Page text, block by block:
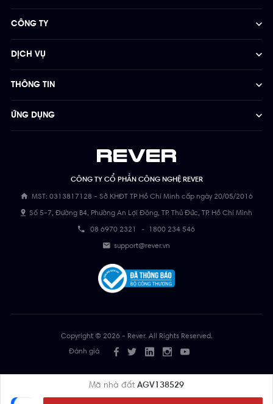
Mã nhà đất AGV138529
CÔNG TY CỔ PHẦN CÔNG NGHỆ REVER
MST: 0313817128 - Sở KHĐT TP Hồ Chí Minh cấp ngày 20/05/2016
Số 5-7, Đường B4, Phường An Lợi Đông, TP. Thủ Đức, TP. Hồ Chí Minh
08 6970 2321 - 1800 234 546
support@rever.vn
CÔNG TY
DỊCH VỤ
THÔNG TIN
ỨNG DỤNG
Copyright © 2026 - Rever. All Rights Reserved.
Đánh giá